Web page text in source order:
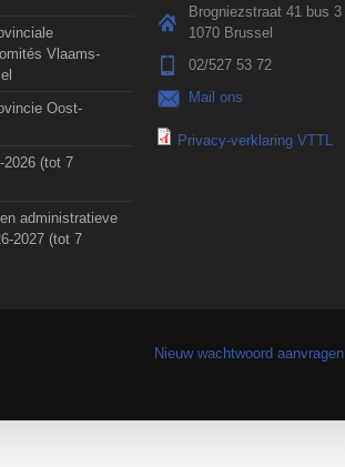
Vlaams-
Oost-
2026 (tot 7
administratieve
2027 (tot 7
Brogniezstraat 41 bus 3
1070 Brussel
02/527 53 72
Mail ons
Privacy-verklaring VTTL
Nieuw wachtwoord aanvragen